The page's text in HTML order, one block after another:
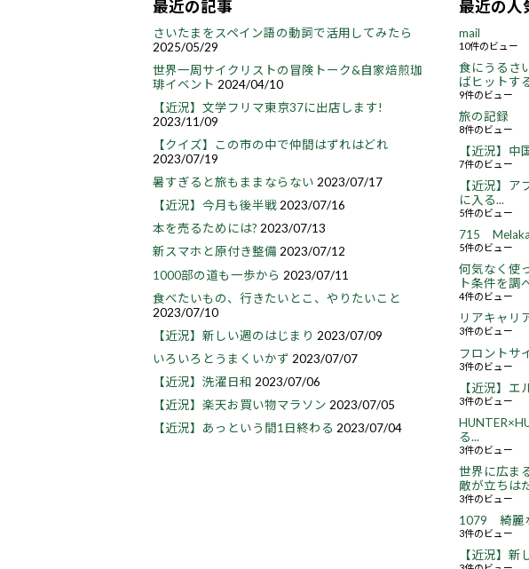
最近の記事
さいたまをスペイン語の動詞で活用してみたら
2025/05/29
世界一周サイクリストの冒険トーク&自家焙煎珈
琲イベント 2024/04/10
【近況】文学フリマ東京37に出店します!
2023/11/09
【クイズ】この市の中で仲間はずれはどれ
2023/07/19
暑すぎると旅もままならない 2023/07/17
【近況】今月も後半戦 2023/07/16
本を売るためには? 2023/07/13
新スマホと原付き整備2023/07/12
1000部の道も一歩から 2023/07/11
食べたいもの、行きたいとこ、やりたいこと
2023/07/10
【近況】新しい週のはじまり 2023/07/09
いろいろとうまくいかず 2023/07/07
【近況】洗濯日和 2023/07/06
【近況】楽天お買い物マラソン 2023/07/05
【近況】あっという間1日終わる 2023/07/04
最近の人
mail
10件のビュー
食にうるさ
ばヒットす
9件のビュー
旅の記録
8件のビュー
【近況】
7件のビュー
【近況】
に入る...
5件のビュー
715 Melaka
5件のビュー
何気なく使
ト条件を調
4件のビュー
リアキャリ
3件のビュー
フロントサ
3件のビュー
【近況】
3件のビュー
る...
3件のビュー
世界に広ま
敵が立ちは
3件のビュー
1079 綺麗
3件のビュー
【近況】新